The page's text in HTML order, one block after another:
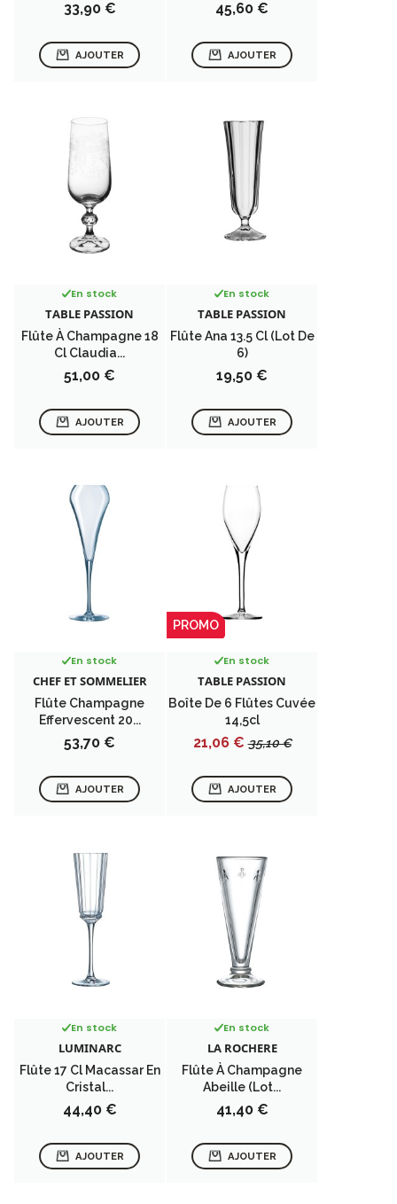
Prix
33,90 €
AJOUTER
Prix
45,60 €
AJOUTER
En stock
TABLE PASSION
Flûte À Champagne 18
Cl Claudia...
Prix
51,00 €
AJOUTER
En stock
TABLE PASSION
Flûte Ana 13.5 Cl (lot De
6)
Prix
19,50 €
AJOUTER
En stock
CHEF ET SOMMELIER
Flûte Champagne
Effervescent 20...
Prix
53,70 €
AJOUTER
En stock
TABLE PASSION
Boîte De 6 Flûtes Cuvée
14,5cl
Prix
21,06 € Prix
base
35,10 €
AJOUTER
PROMO
En stock
LUMINARC
Flûte 17 Cl Macassar En
Cristal...
Prix
44,40 €
AJOUTER
En stock
LA ROCHERE
Flûte À Champagne
Abeille (lot...
Prix
41,40 €
AJOUTER